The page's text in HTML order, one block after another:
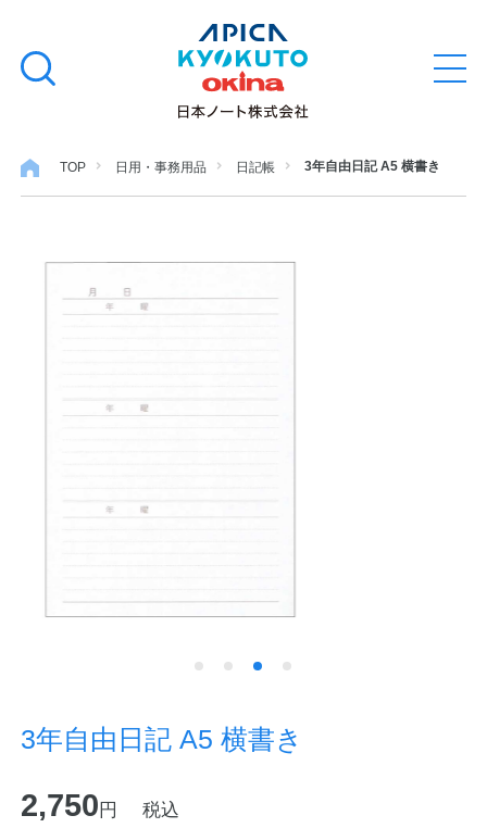
文
キ
ッ
閉
検
る
ファイル・バインダー
ノートの豆知識
公式オンラインショップ
企業情報
TOP 日用・事務用品 日記帳 3年自由日記 A5 横書き
3年自由日記 A5 横書き
2,750 円 税込